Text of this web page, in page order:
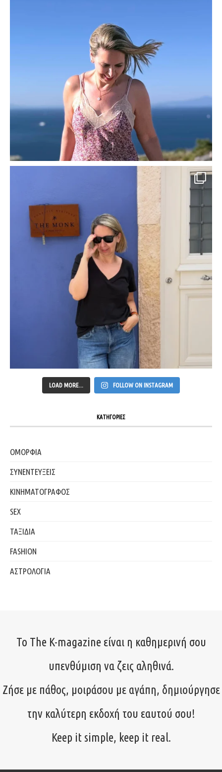
LOAD MORE... FOLLOW ON INSTAGRAM
ΚΑΤΗΓΟΡΙΕΣ
ΟΜΟΡΦΙΑ
ΣΥΝΕΝΤΕΥΞΕΙΣ
ΚΙΝΗΜΑΤΟΓΡΑΦΟΣ
SEX
ΤΑΞΙΔΙΑ
FASHION
ΑΣΤΡΟΛΟΓΙΑ
Το The K-magazine είναι η καθημερινή σου
υπενθύμιση να ζεις αληθινά.
Ζήσε με πάθος, μοιράσου με αγάπη, δημιούργησε
την καλύτερη εκδοχή του εαυτού σου!
Keep it simple, keep it real.